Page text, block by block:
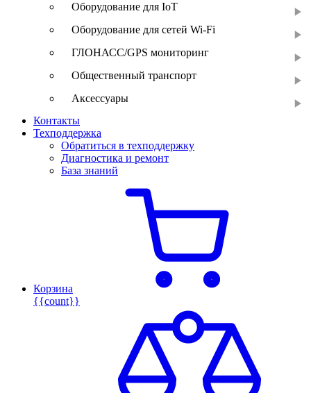
Оборудование для IoT
Оборудование для сетей Wi-Fi
ГЛОНАСС/GPS мониторинг
Общественный транспорт
Аксессуары
Контакты
Техподдержка
Обратиться в техподдержку
Диагностика и ремонт
База знаний
Корзина
{{count}}